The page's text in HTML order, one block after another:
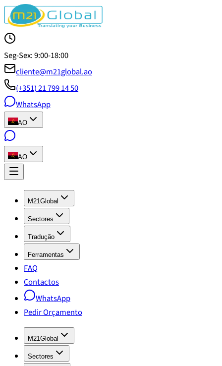
Seg-Sex: 9:00-18:00
cliente@m21global.ao
(+351) 21 799 14 50
WhatsApp
AO
AO
M21Global
Sectores
Tradução
Ferramentas
FAQ
Contactos
WhatsApp
Pedir Orçamento
M21Global
Sectores